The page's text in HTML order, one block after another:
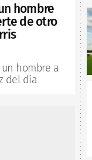
hombre
de otro
hombre a
del día